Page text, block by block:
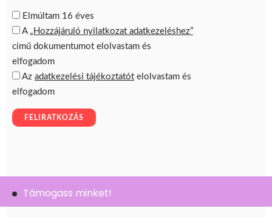
Támogass minket!